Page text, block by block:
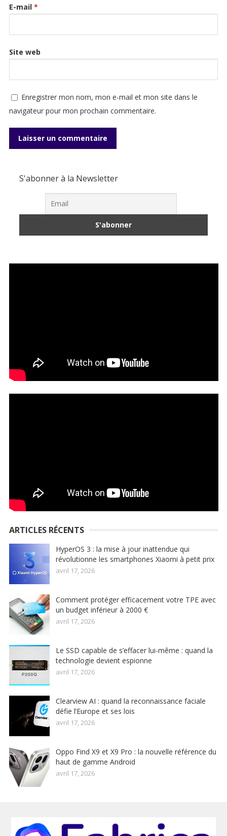
E-mail *
Site web
Enregistrer mon nom, mon e-mail et mon site dans le
navigateur pour mon prochain commentaire.
S'abonner à la Newsletter
ARTICLES RÉCENTS
HyperOS 3 : la mise à jour inattendue qui
révolutionne les smartphones Xiaomi à petit prix
avril 17, 2026
Comment protéger efficacement votre TPE avec
un budget inférieur à 2000 €
avril 17, 2026
Le SSD capable de s’effacer lui-même : quand la
technologie devient espionne
avril 17, 2026
Clearview AI : quand la reconnaissance faciale
défie l’Europe et ses lois
avril 17, 2026
Oppo Find X9 et X9 Pro : la nouvelle référence du
haut de gamme Android
avril 17, 2026